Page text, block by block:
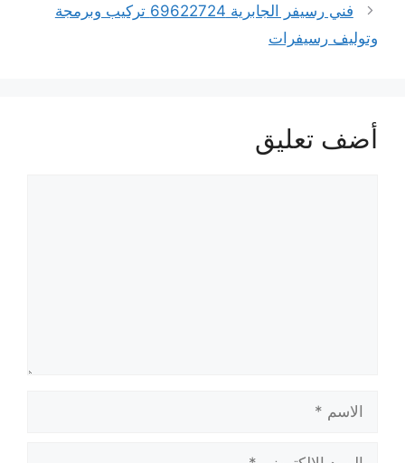
فني رسيفر الجابرية 69622724 تركيب وبرمجة
وتوليف رسيفرات
أضف تعليق
الاسم
البريد